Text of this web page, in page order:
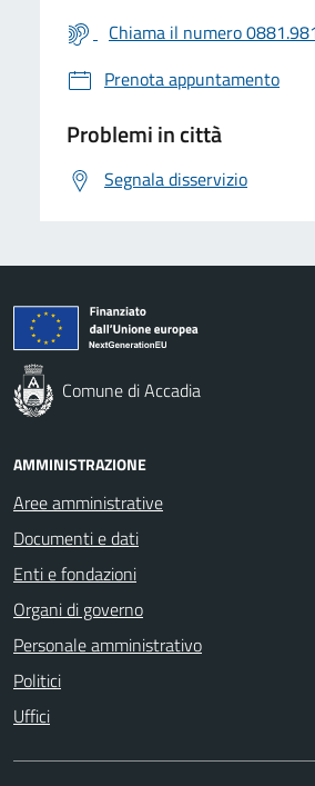
Chiama il numero
Prenota appuntamento
Problemi in città
Segnala disservizio
Comune di Accadia
AMMINISTRAZIONE
Aree amministrative
Documenti e dati
Enti e fondazioni
Organi di governo
Personale amministrativo
Politici
Uffici